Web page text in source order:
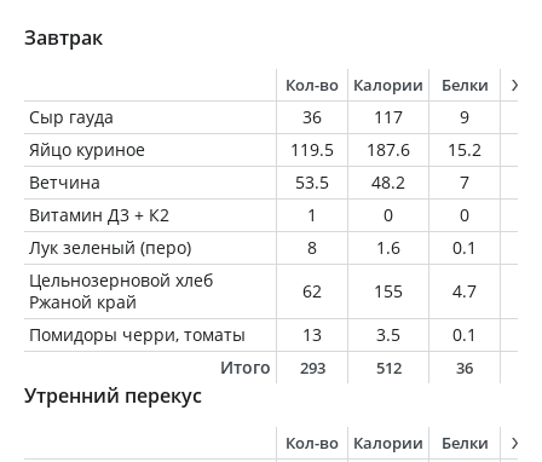
Завтрак
Кол-во Калории Белки
Сыр гауда 36 117 9
Яйцо куриное
119.5 187.6 15.2
Ветчина
53.5 48.2 7
Витамин Д3 + К2
1 0 0
Лук зеленый (перо)
8 1.6 0.1
Цельнозерновой хлеб
Ржаной край
62 155 4.7
Помидоры черри, томаты
13 3.5 0.1
Итого
293 512 36
Утренний перекус
Кол-во Калории Белки